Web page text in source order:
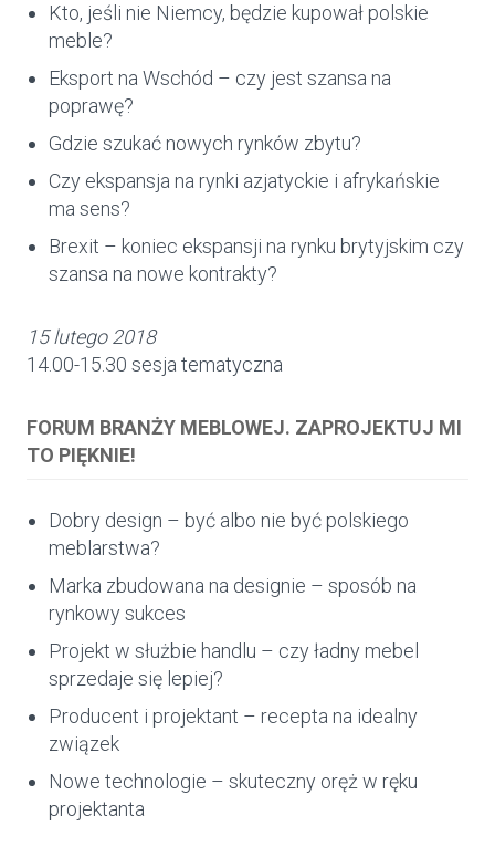
Kto, jeśli nie Niemcy, będzie kupował polskie
meble?
Eksport na Wschód – czy jest szansa na
poprawę?
Gdzie szukać nowych rynków zbytu?
Czy ekspansja na rynki azjatyckie i afrykańskie
ma sens?
Brexit – koniec ekspansji na rynku brytyjskim czy
szansa na nowe kontrakty?
15 lutego 2018
14.00-15.30 sesja tematyczna
FORUM BRANŻY MEBLOWEJ. ZAPROJEKTUJ MI
TO PIĘKNIE!
Dobry design – być albo nie być polskiego
meblarstwa?
Marka zbudowana na designie – sposób na
rynkowy sukces
Projekt w służbie handlu – czy ładny mebel
sprzedaje się lepiej?
Producent i projektant – recepta na idealny
związek
Nowe technologie – skuteczny oręż w ręku
projektanta